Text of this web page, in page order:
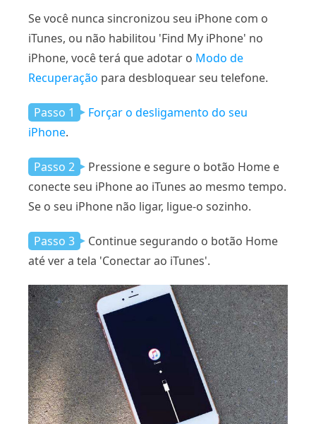
Se você nunca sincronizou seu iPhone com o
iTunes, ou não habilitou 'Find My iPhone' no
iPhone, você terá que adotar o Modo de
Recuperação para desbloquear seu telefone.
Passo 1
Forçar o desligamento do seu
iPhone.
Passo 2
Pressione e segure o botão Home e
conecte seu iPhone ao iTunes ao mesmo tempo.
Se o seu iPhone não ligar, ligue-o sozinho.
Passo 3
Continue segurando o botão Home
até ver a tela 'Conectar ao iTunes'.